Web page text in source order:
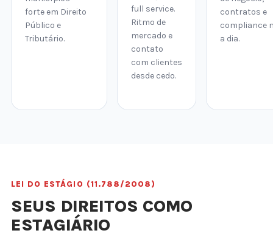
forte em Direito
Público e
Tributário.
full service.
Ritmo de
mercado e
contato
com clientes
desde cedo.
contratos e
compliance
a dia.
LEI DO ESTÁGIO (11.788/2008)
SEUS DIREITOS COMO
ESTAGIÁRIO